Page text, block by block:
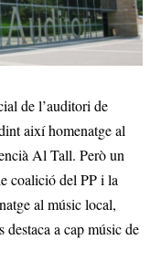
de l’auditori de
així homenatge al
Al Tall. Però un
coalició del PP i la
al músic local,
destaca a cap músic de